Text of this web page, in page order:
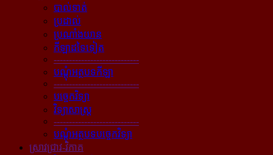
បាល់ទាត់
ប្រដាល់
ប្រណាំងយាន
កីឡាដទៃទៀត
----------------------------
បណ្ដុំអត្ថបទកីឡា
----------------------------
បច្ចេកវិទ្យា
វិទ្យាសាស្ត្រ
----------------------------
បណ្ដុំអត្ថបទបច្ចេកវិទ្យា
ស្រាវជ្រាវ-វិភាគ